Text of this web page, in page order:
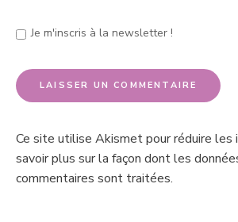
Je m'inscris à la newsletter !
Ce site utilise Akismet pour réduire les
savoir plus sur la façon dont les
commentaires sont traitées.